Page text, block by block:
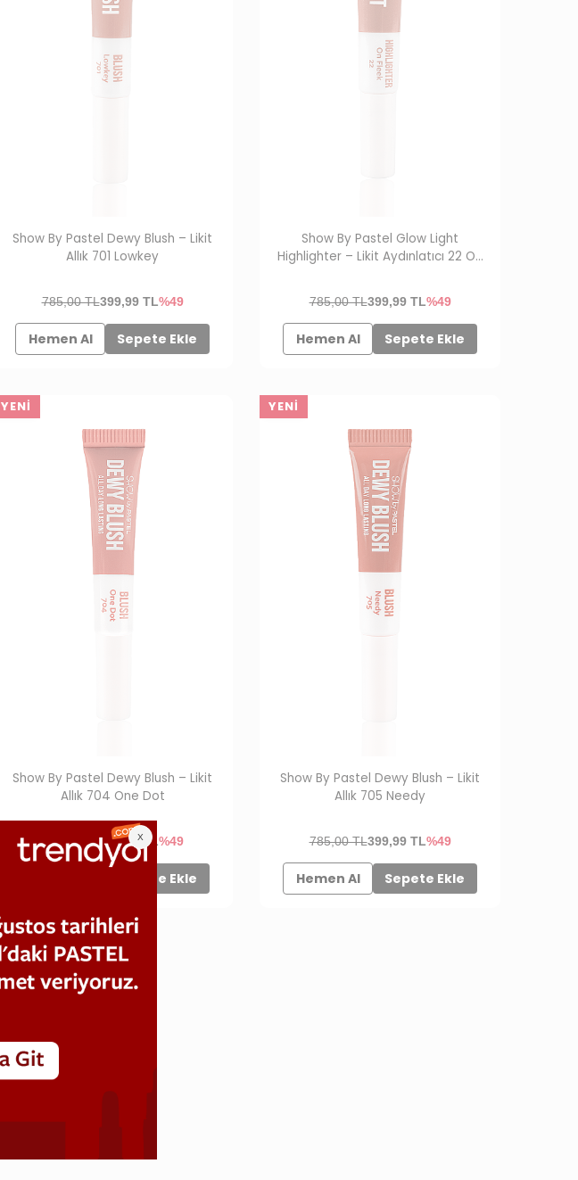
Show By Pastel Dewy Blush – Likit
Allık 701 Lowkey
785,00 TL399,99TL%49
Hemen Al Sepete Ekle
Show By Pastel Glow Light
Highlighter – Likit Aydınlatıcı 22 On
785,00 TL399,99TL%49
Hemen Al Sepete Ekle
YENI
Show By Pastel Dewy Blush – Likit
Allık 704 One Dot
785,00 TL399,99TL%49
Sepete Ekle
YENI
Show By Pastel Dewy Blush – Likit
Allık 705 Needy
785,00 TL399,99TL%49
Hemen Al Sepete Ekle